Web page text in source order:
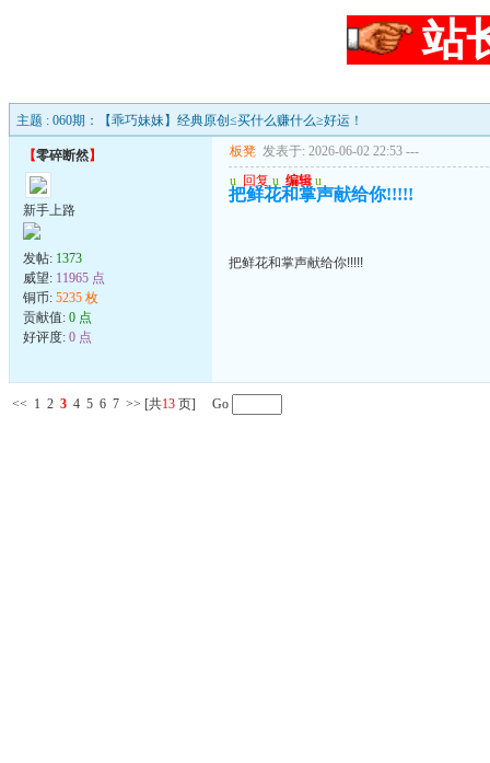
站
主题 : 060期：【乖巧妹妹】经典原创≤买什么赚什么≥好运！
【零碎断然】
新手上路
发帖: 1373
威望: 11965 点
铜币: 5235 枚
贡献值: 0 点
好评度: 0 点
板凳 发表于: 2026-06-02 22:53 ---
u 回复 u 编辑 u
把鲜花和掌声献给你!!!!!
把鲜花和掌声献给你!!!!!
<< 1 2 3 4 5 6 7 >> [共13 页] Go